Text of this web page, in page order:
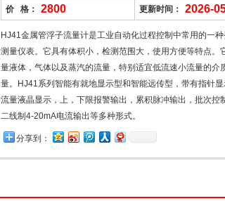
价 格： 2800 更新时间： 2026-
HJ41金属管浮子流量计是工业自动化过程控制中常用的一
测量仪表。它具有体积小，检测范围大，使用方便等特点。
量液体，气体以及蒸汽的流量，特别适宜低流速小流量的介
量。HJ41系列智能有就地显示型和智能远传型，带有指针
流量液晶显示，上，下限报警输出，累积脉冲输出，批次控
二线制4-20mA电流输出等多种形式。
分享到：